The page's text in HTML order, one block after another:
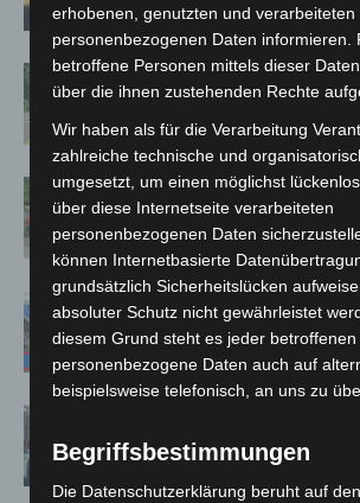
Brand im „Haus der
Neuwarmbüchen
Region Hannover: 21
Notfallsanitäter
Kreuz
Mann läuft mit
A7 – Polizei sucht
auf Baustelle
erhobenen, genutzten und verarbeiteten
personenbezogenen Daten informieren.
betroffene Personen mittels dieser
über die ihnen zustehenden Rechte
Wir haben als für die Verarbeitung
zahlreiche technische und
umgesetzt, um einen möglichst
über diese Internetseite verarbeiteten
personenbezogenen Daten
können Internetbasierte
grundsätzlich Sicherheitslücken
absoluter Schutz nicht gewährleistet
diesem Grund steht es jeder
personenbezogene Daten auch auf
beispielsweise telefonisch, an uns zu
Begriffsbestimmungen
Die Datenschutzerklärung beruht auf den